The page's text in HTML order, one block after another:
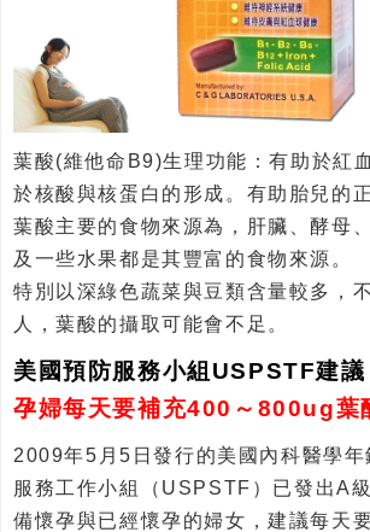
葉酸(維他命B9)生理功能：有助於紅
於核酸與核蛋白的形成。有助胎兒的
葉酸主要的食物來源為，肝臟、酵母
及一些水果都是其豐富的食物來源。
特別以深綠色蔬菜與豆類含量較多，
人，葉酸的攝取可能會不足。
美國預防服務小組USPSTF建議
孕婦每天要補充400～800ug葉
2009年5月5日發行的美國內科醫學年
服務工作小組（USPSTF）已發出A
備懷孕與已經懷孕的婦女，建議每天